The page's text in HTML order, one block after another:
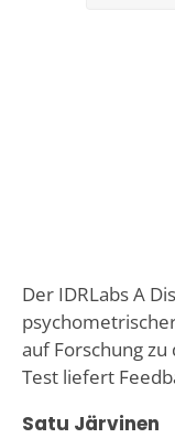
Der IDRLabs A
auf Forschung
Test liefert
Satu Järvinen